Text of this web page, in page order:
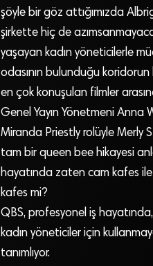
şöyle bir göz attığımızda
şirkette hiç de
yaşayan kadın yöneticilerle
odasının bulunduğu
en çok konuşulan filmler
Genel Yayın Yönetmeni
Miranda Priestly rolüyle Merly
tam bir queen bee hikayesi
hayatında zaten cam kafes ile
kafes mi?
QBS, profesyonel iş
kadın yöneticiler için
tanımlıyor.